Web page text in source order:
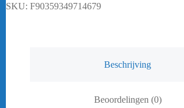
SKU: F90359349714679
Beschrijving
Beoordelingen (0)